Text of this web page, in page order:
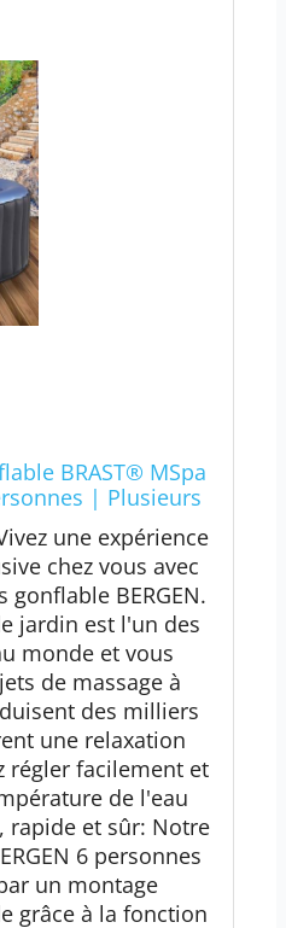
BRAST® MSpa
| Plusieurs
Piscine extérieure
| jusqu'à 144
une expérience
chez vous avec
BERGEN.
jardin est l'un des
monde et vous
de massage à
des milliers
une relaxation
régler facilement et
de l'eau
rapide et sûr: Notre
6 personnes
un montage
grâce à la fonction